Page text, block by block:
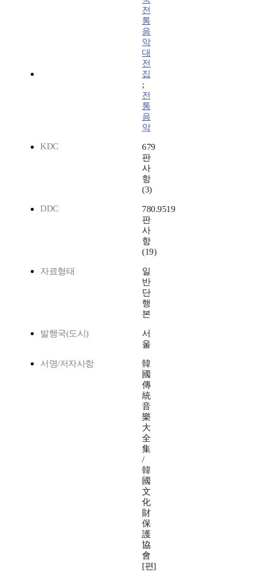
전
통
음
악
대
전
집
;
전
통
음
악
KDC
679
판
사
항
(3)
DDC
780.9519
판
사
항
(19)
자료형태
일
반
단
행
본
발행국(도시)
서
울
서명/저자사항
韓
國
傳
統
音
樂
大
全
集
/
韓
國
文
化
財
保
護
協
會
[편]